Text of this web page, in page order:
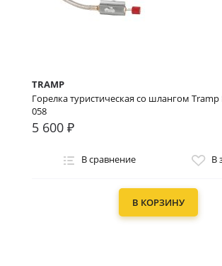
TRAMP
Горелка туристическая со шлангом Tramp
058
5 600 ₽
В сравнение В
В КОРЗИНУ